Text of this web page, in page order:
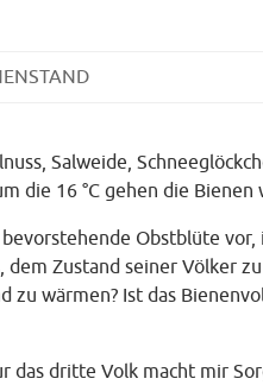
Salweide,
die 16 °C gehen die Bienen
Obstblüte
Zustand seiner Völker
zu wärmen? Ist das
das dritte Volk macht mir